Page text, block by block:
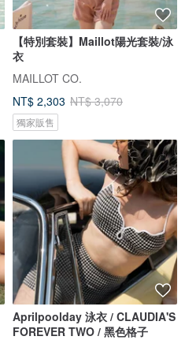
【特別套裝】Maillot陽光套裝/泳
衣
MAILLOT CO.
NT$ 2,303 NT$ 3,070
獨家販售
Aprilpoolday 泳衣 / CLAUDIA'S
FOREVER TWO / 黑色格子